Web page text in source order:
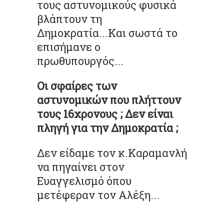
τους αστυνομικούς φυσικά
βλάπτουν τη
Δημοκρατία...Και σωστά το
επισήμανε ο
πρωθυπουργός...
Οι σφαίρες των
αστυνομικών που πλήττουν
τους 16χρονους ; Δεν είναι
πληγή για την Δημοκρατία ;
Δεν είδαμε τον κ.Καραμανλή
να πηγαίνει στον
Ευαγγελισμό όπου
μετέφεραν τον Αλέξη...